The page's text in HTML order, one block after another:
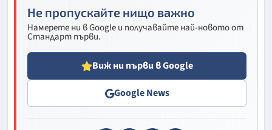
Не пропускайте нищо важно
Намерете ни в Google и получавайте най-новото от
Стандарт първи.
Виж ни първи в Google
Google News